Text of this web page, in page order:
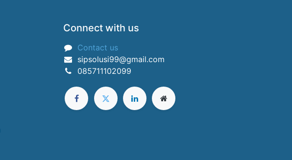
Connect with us
Contact us
sipsolusi99@gmail.com
085711102099